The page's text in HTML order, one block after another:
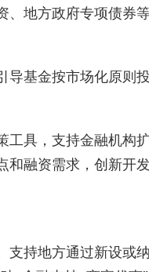
、地方政府专项债
导基金按市场化原
工具，支持金融机
和融资需求，创新开
支持地方通过新设